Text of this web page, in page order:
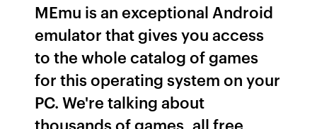
MEmu is an exceptional Android
emulator that gives you access
to the whole catalog of games
for this operating system on your
PC. We're talking about
thousands of games, all free,